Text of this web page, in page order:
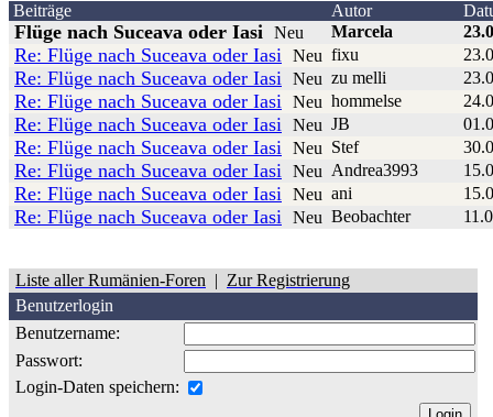
Beiträge Autor
Flüge nach Suceava oder Iasi Neu Marcela
Re: Flüge nach Suceava oder Iasi Neu fixu
Re: Flüge nach Suceava oder Iasi Neu zu melli
Re: Flüge nach Suceava oder Iasi Neu hommelse
Re: Flüge nach Suceava oder Iasi Neu JB
Re: Flüge nach Suceava oder Iasi Neu Stef
Re: Flüge nach Suceava oder Iasi Neu Andrea3993
Re: Flüge nach Suceava oder Iasi Neu ani
Re: Flüge nach Suceava oder Iasi Neu Beobachter
Liste aller Rumänien-Foren | Zur Registrierung
Benutzerlogin
Benutzername:
Passwort:
Login-Daten speichern: